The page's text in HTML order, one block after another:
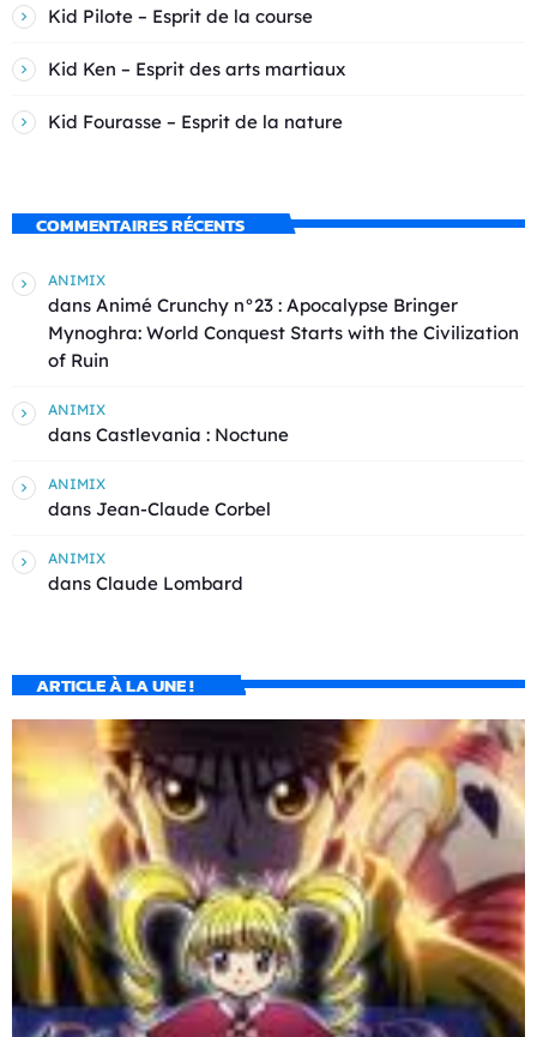
Kid Pilote – Esprit de la course
Kid Ken – Esprit des arts martiaux
Kid Fourasse – Esprit de la nature
COMMENTAIRES RÉCENTS
ANIMIX
dans Animé Crunchy n°23 : Apocalypse Bringer
Mynoghra: World Conquest Starts with the Civilization
of Ruin
ANIMIX
dans Castlevania : Noctune
ANIMIX
dans Jean-Claude Corbel
ANIMIX
dans Claude Lombard
ARTICLE À LA UNE !